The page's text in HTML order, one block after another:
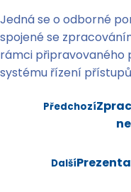
Jedná se o odborné
spojené se
rámci připravovaného
systému řízení
Předchozí
Další